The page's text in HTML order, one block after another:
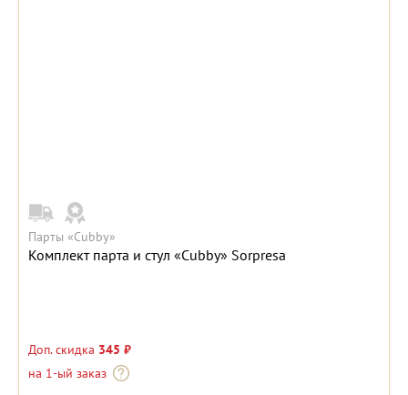
Парты «Cubby»
Комплект парта и стул «Cubby» Sorpresa
Доп. скидка 345 ₽
на 1-ый заказ